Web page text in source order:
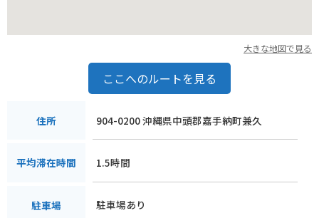
大きな地図で見る
ここへのルートを見る
住所 904-0200 沖縄県中頭郡嘉手納町兼久
平均滞在時間 1.5時間
駐車場 駐車場あり